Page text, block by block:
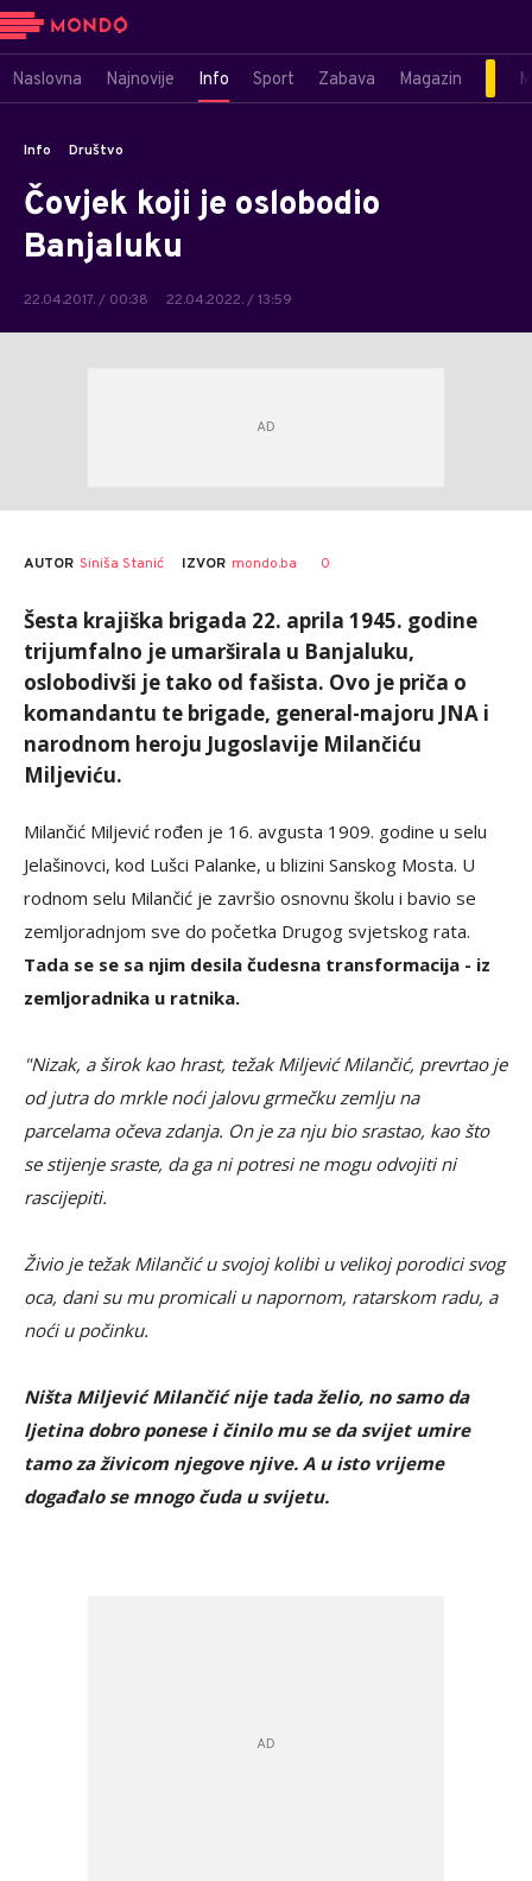
Naslovna Najnovije Info Sport Zabava Magazin
Info Društvo
Čovjek koji je oslobodio
Banjaluku
22.04.2017. / 00:38 22.04.2022. / 13:59
AUTOR Siniša Stanić IZVOR mondo.ba 0
Šesta krajiška brigada 22. aprila 1945. godine
trijumfalno je umarširala u Banjaluku,
oslobodivši je tako od fašista. Ovo je priča o
komandantu te brigade, general-majoru JNA i
narodnom heroju Jugoslavije Milančiću
Miljeviću.
Milančić Miljević rođen je 16. avgusta 1909. godine u selu
Jelašinovci, kod Lušci Palanke, u blizini Sanskog Mosta. U
rodnom selu Milančić je završio osnovnu školu i bavio se
zemljoradnjom sve do početka Drugog svjetskog rata.
Tada se se sa njim desila čudesna transformacija - iz
zemljoradnika u ratnika.
"Nizak, a širok kao hrast, težak Miljević Milančić, prevrtao je
od jutra do mrkle noći jalovu grmečku zemlju na
parcelama očeva zdanja. On je za nju bio srastao, kao što
se stijenje sraste, da ga ni potresi ne mogu odvojiti ni
rascijepiti.
Živio je težak Milančić u svojoj kolibi u velikoj porodici svog
oca, dani su mu promicali u napornom, ratarskom radu, a
noći u počinku.
Ništa Miljević Milančić nije tada želio, no samo da
ljetina dobro ponese i činilo mu se da svijet umire
tamo za živicom njegove njive. A u isto vrijeme
događalo se mnogo čuda u svijetu.